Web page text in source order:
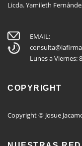
Licda. Yamileth
EMAIL:
Lunes a Viernes:
COPYRIGHT
Copyright © Josue